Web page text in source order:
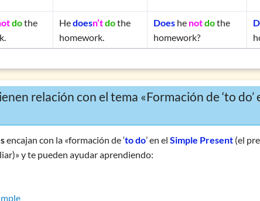
dothe
Hedoesn’tdothe
homework.
Does he notdothe
homework?
relación con el tema «Formación de ‘to do’
encajan con la «formación de ‘to do’ en elSimple Present (el
y te pueden ayudar aprendiendo: